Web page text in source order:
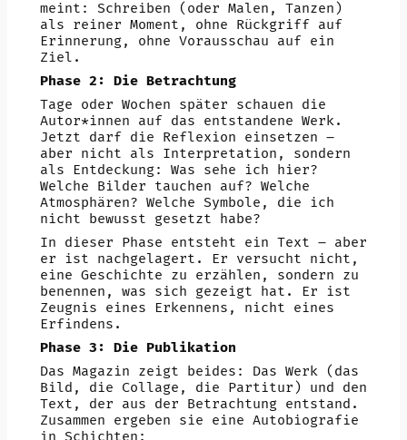
meint: Schreiben (oder Malen, Tanzen)
als reiner Moment, ohne Rückgriff auf
Erinnerung, ohne Vorausschau auf ein
Ziel.
Phase 2: Die Betrachtung
Tage oder Wochen später schauen die
Autor*innen auf das entstandene Werk.
Jetzt darf die Reflexion einsetzen –
aber nicht als Interpretation, sondern
als Entdeckung: Was sehe ich hier?
Welche Bilder tauchen auf? Welche
Atmosphären? Welche Symbole, die ich
nicht bewusst gesetzt habe?
In dieser Phase entsteht ein Text – aber
er ist nachgelagert. Er versucht nicht,
eine Geschichte zu erzählen, sondern zu
benennen, was sich gezeigt hat. Er ist
Zeugnis eines Erkennens, nicht eines
Erfindens.
Phase 3: Die Publikation
Das Magazin zeigt beides: Das Werk (das
Bild, die Collage, die Partitur) und den
Text, der aus der Betrachtung entstand.
Zusammen ergeben sie eine Autobiografie
in Schichten: